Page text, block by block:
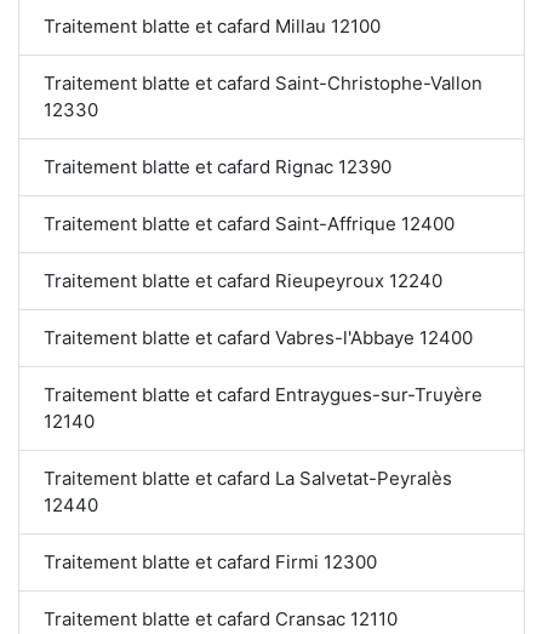
Traitement blatte et cafard Millau 12100
Traitement blatte et cafard Saint-Christophe-Vallon
12330
Traitement blatte et cafard Rignac 12390
Traitement blatte et cafard Saint-Affrique 12400
Traitement blatte et cafard Rieupeyroux 12240
Traitement blatte et cafard Vabres-l'Abbaye 12400
Traitement blatte et cafard Entraygues-sur-Truyère
12140
Traitement blatte et cafard La Salvetat-Peyralès
12440
Traitement blatte et cafard Firmi 12300
Traitement blatte et cafard Cransac 12110